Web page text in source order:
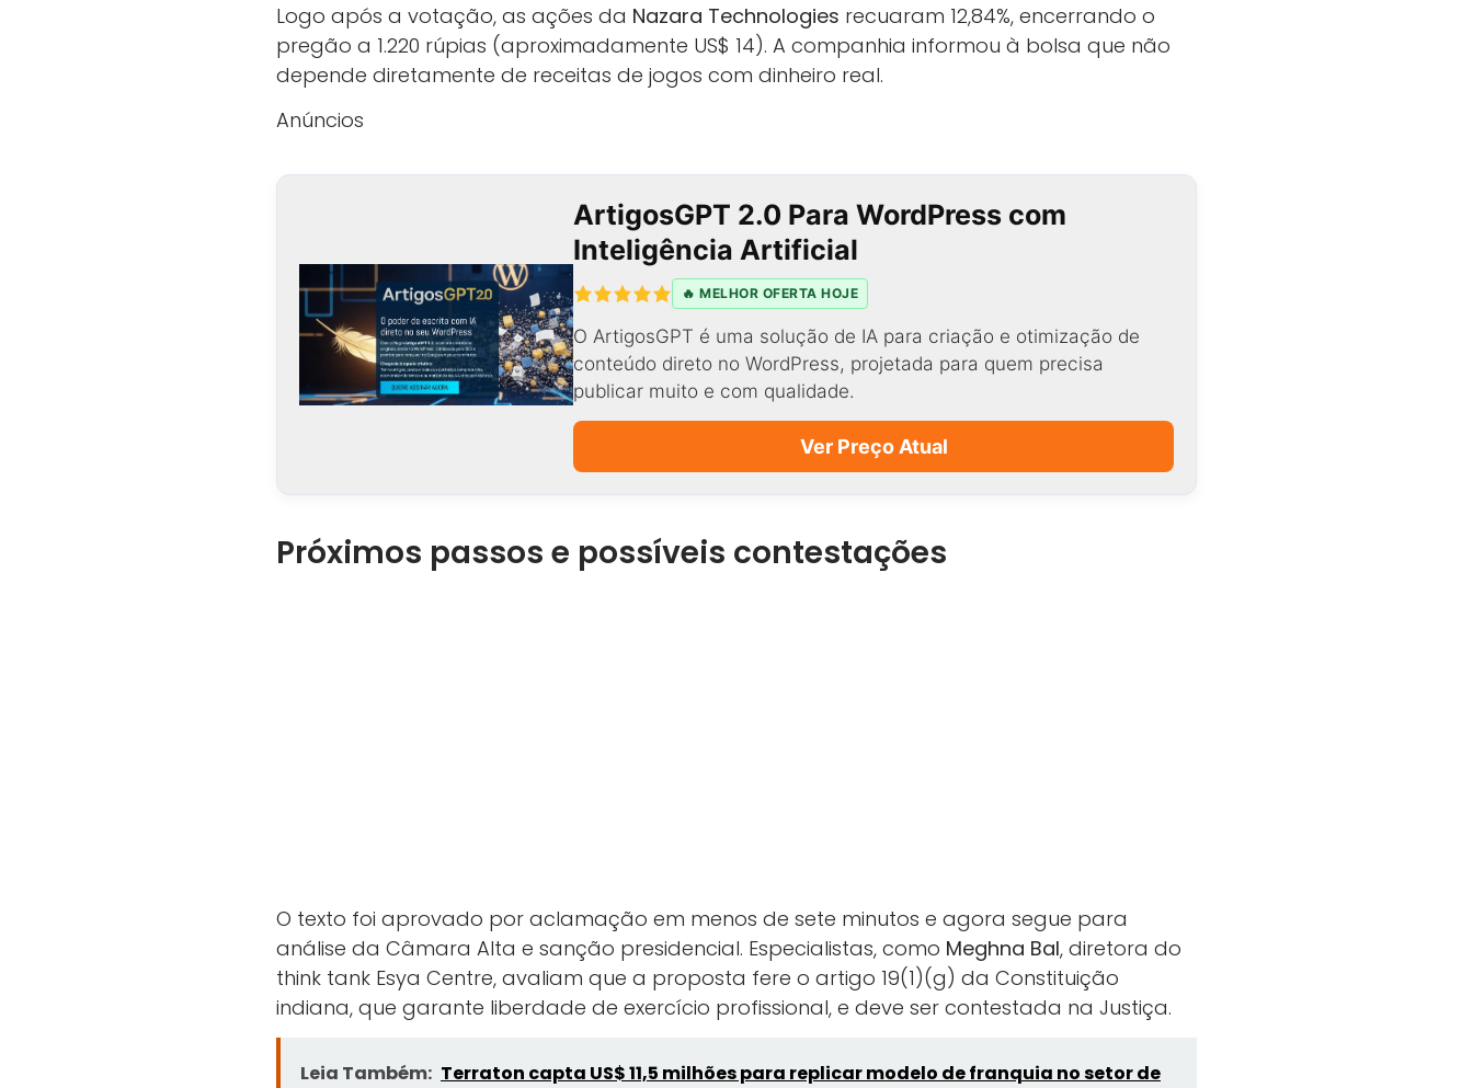
Logo após a votação, as ações da Nazara Technologies recuaram 12,84%, encerrando o
pregão a 1.220 rúpias (aproximadamente US$ 14). A companhia informou à bolsa que não
depende diretamente de receitas de jogos com dinheiro real.
Anúncios
ArtigosGPT 2.0 Para WordPress com
Inteligência Artificial
🔥 MELHOR OFERTA HOJE
O ArtigosGPT é uma solução de IA para criação e otimização de
conteúdo direto no WordPress, projetada para quem precisa
publicar muito e com qualidade.
Ver Preço Atual
Próximos passos e possíveis contestações
O texto foi aprovado por aclamação em menos de sete minutos e agora segue para
análise da Câmara Alta e sanção presidencial. Especialistas, como Meghna Bal, diretora do
think tank Esya Centre, avaliam que a proposta fere o artigo 19(1)(g) da Constituição
indiana, que garante liberdade de exercício profissional, e deve ser contestada na Justiça.
Leia Também: Terraton capta US$ 11,5 milhões para replicar modelo de franquia no setor de